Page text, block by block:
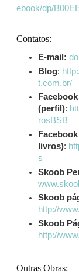
ebook/dp/
Contatos:
E-mail:
Blog:
t.com.br/
Facebook
(perfil):
rosBSB
livros):
s
Skoob
Skoob
http://
Skoob
http://
Outras Obras: